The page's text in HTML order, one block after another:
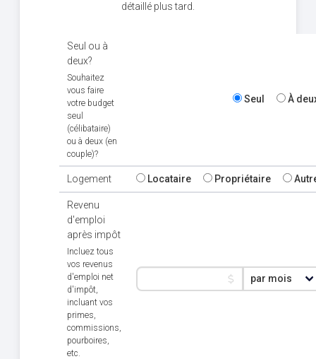
détaillé plus tard.
Seul ou à
deux?
Souhaitez
vous faire
votre budget
seul
(célibataire)
ou à deux (en
couple)?
Seul À
Logement Locataire Propriétaire
Revenu
d'emploi
après impôt
Incluez tous
vos revenus
d'emploi net
d'impôt,
incluant vos
primes,
commissions,
pourboires,
etc.